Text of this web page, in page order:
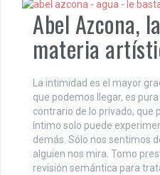
Abel Azcona,
materia
La intimidad es el mayor
que podemos llegar, es
contrario de lo privado, que
íntimo solo puede
demás. Sólo nos sentimos
alguien nos mira. Tomo
revisión semántica para